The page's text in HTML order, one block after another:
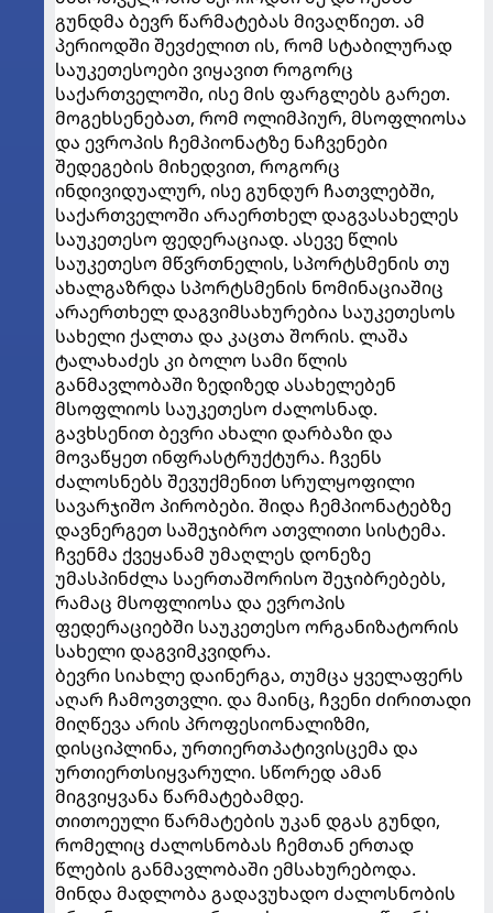
გუნდმა ბევრ წარმატებას მივაღწიეთ. ამ
პერიოდში შევძელით ის, რომ სტაბილურად
საუკეთესოები ვიყავით როგორც
საქართველოში, ისე მის ფარგლებს გარეთ.
მოგეხსენებათ, რომ ოლიმპიურ, მსოფლიოსა
და ევროპის ჩემპიონატზე ნაჩვენები
შედეგების მიხედვით, როგორც
ინდივიდუალურ, ისე გუნდურ ჩათვლებში,
საქართველოში არაერთხელ დაგვასახელეს
საუკეთესო ფედერაციად. ასევე წლის
საუკეთესო მწვრთნელის, სპორტსმენის თუ
ახალგაზრდა სპორტსმენის ნომინაციაშიც
არაერთხელ დაგვიმსახურებია საუკეთესოს
სახელი ქალთა და კაცთა შორის. ლაშა
ტალახაძეს კი ბოლო სამი წლის
განმავლობაში ზედიზედ ასახელებენ
მსოფლიოს საუკეთესო ძალოსნად.
გავხსენით ბევრი ახალი დარბაზი და
მოვაწყეთ ინფრასტრუქტურა. ჩვენს
ძალოსნებს შევუქმენით სრულყოფილი
სავარჯიშო პირობები. შიდა ჩემპიონატებზე
დავნერგეთ საშეჯიბრო ათვლითი სისტემა.
ჩვენმა ქვეყანამ უმაღლეს დონეზე
უმასპინძლა საერთაშორისო შეჯიბრებებს,
რამაც მსოფლიოსა და ევროპის
ფედერაციებში საუკეთესო ორგანიზატორის
სახელი დაგვიმკვიდრა.
ბევრი სიახლე დაინერგა, თუმცა ყველაფერს
აღარ ჩამოვთვლი. და მაინც, ჩვენი ძირითადი
მიღწევა არის პროფესიონალიზმი,
დისციპლინა, ურთიერთპატივისცემა და
ურთიერთსიყვარული. სწორედ ამან
მიგვიყვანა წარმატებამდე.
თითოეული წარმატების უკან დგას გუნდი,
რომელიც ძალოსნობას ჩემთან ერთად
წლების განმავლობაში ემსახურებოდა.
მინდა მადლობა გადავუხადო ძალოსნობის